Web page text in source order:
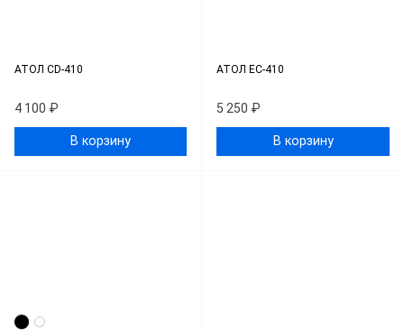
АТОЛ CD-410
4 100 ₽
В корзину
АТОЛ EC-410
5 250 ₽
В корзину